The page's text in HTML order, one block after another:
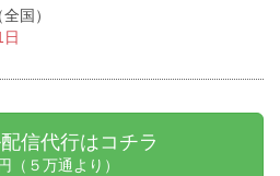
国）
信代行はコチラ
（５万通より）